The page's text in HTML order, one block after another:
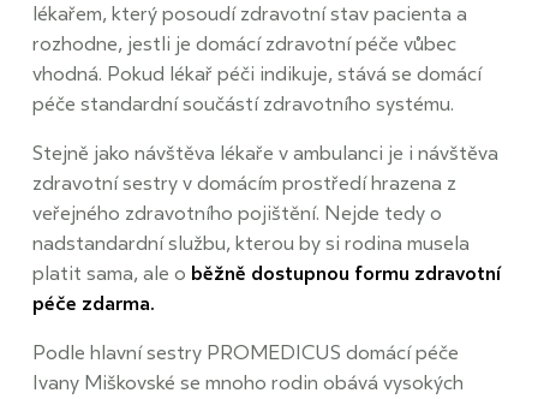
lékařem, který posoudí zdravotní stav pacienta a
rozhodne, jestli je domácí zdravotní péče vůbec
vhodná. Pokud lékař péči indikuje, stává se domácí
péče standardní součástí zdravotního systému.
Stejně jako návštěva lékaře v ambulanci je i návštěva
zdravotní sestry v domácím prostředí hrazena z
veřejného zdravotního pojištění. Nejde tedy o
nadstandardní službu, kterou by si rodina musela
platit sama, ale o běžně dostupnou formu zdravotní
péče zdarma.
Podle hlavní sestry PROMEDICUS domácí péče
Ivany Miškovské se mnoho rodin obává vysokých